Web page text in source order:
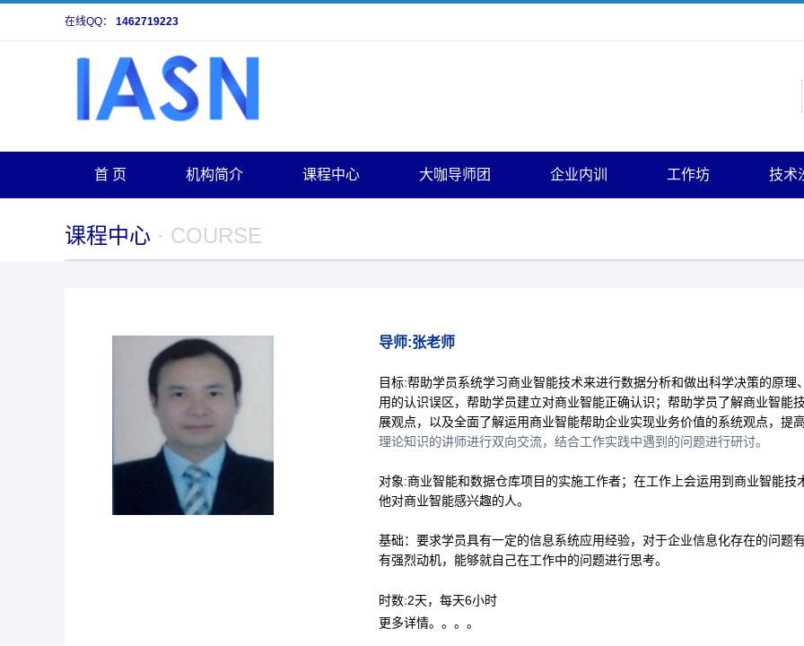
在线QQ： 1462719223
首 页 机构简介 课程中心 大咖导师团 企业内训 工作坊 技术
课程中心 · COURSE
导师:张老师
目标:帮助学员系统学习商业智能技术来进行数据分析和做出科学决策的原
用的认识误区，帮助学员建立对商业智能正确认识；帮助学员了解商业智能
展观点，以及全面了解运用商业智能帮助企业实现业务价值的系统观点，提
理论知识的讲师进行双向交流，结合工作实践中遇到的问题进行研讨。
对象:商业智能和数据仓库项目的实施工作者；在工作上会运用到商业智能
他对商业智能感兴趣的人。
基础：要求学员具有一定的信息系统应用经验，对于企业信息化存在的问题
有强烈动机，能够就自己在工作中的问题进行思考。
时数:2天，每天6小时
更多详情。。。。